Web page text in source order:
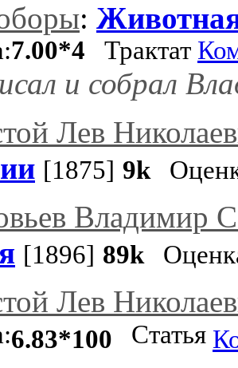
:
7.00*4 Трактат
и собрал
Лев
[1875] 9k
Владимир
[1896] 89k
Лев
6.83*100 Статья